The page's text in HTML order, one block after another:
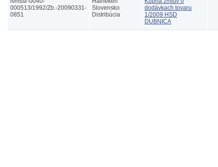
000513/1992/Zb.-20090331-
0851
Slovensko
Distribúcia
dodávkach tovaru
1/2009 HSD
DUBNICA